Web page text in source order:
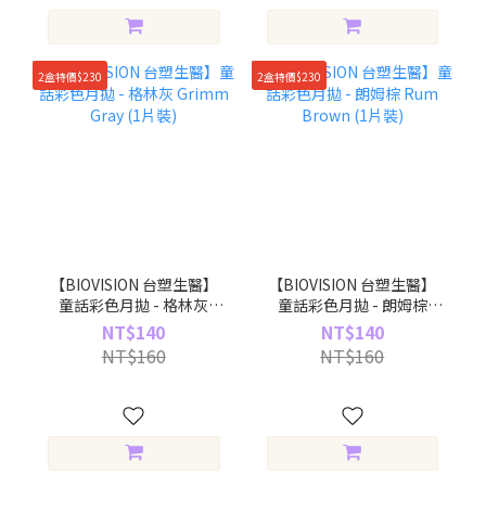
2盒特價$230
【BIOVISION 台塑生醫】
童話彩色月拋 - 格林灰
Grimm Gray (1片裝)
NT$140
NT$160
2盒特價$230
【BIOVISION 台塑生醫】
童話彩色月拋 - 朗姆棕
Rum Brown (1片裝)
NT$140
NT$160